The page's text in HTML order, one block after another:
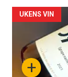
Forsiden
akkurat
nå+
UKENS VIN